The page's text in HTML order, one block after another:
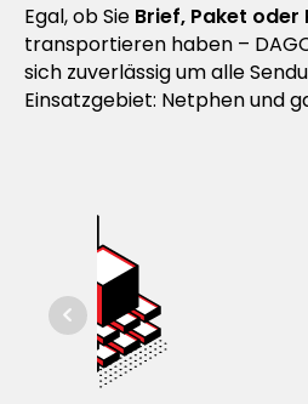
Egal, ob Sie Brief, Paket oder
transportieren haben –
sich zuverlässig um alle
Einsatzgebiet: Netphen und